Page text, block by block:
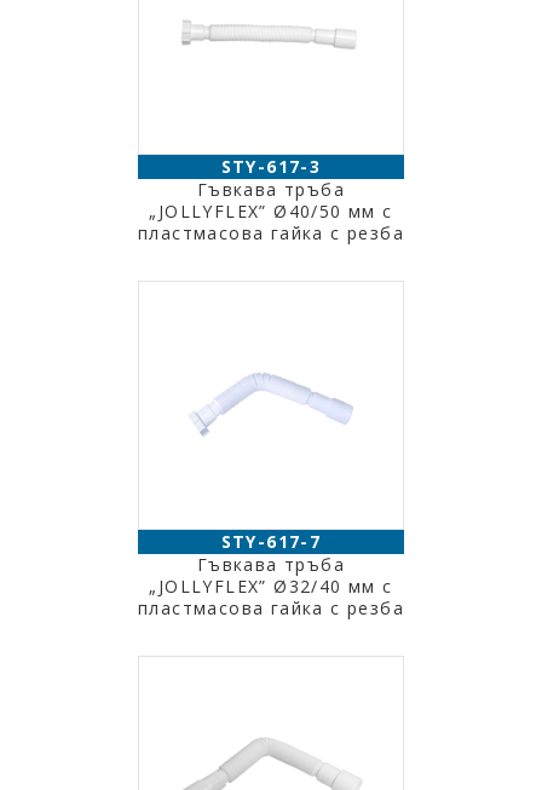
STY-617-3
Гъвкава тръба
„JOLLYFLEX” Ø40/50 мм с
пластмасова гайка с резба
STY-617-7
Гъвкава тръба
„JOLLYFLEX” Ø32/40 мм с
пластмасова гайка с резба